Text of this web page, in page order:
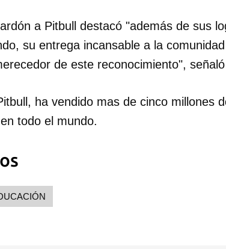
como favorito, primero has de iniciar sesión con
a Pitbull destacó "además de sus
su entrega incansable a la
de este reconocimiento", señaló
ha vendido mas de cinco millones
todo el mundo.